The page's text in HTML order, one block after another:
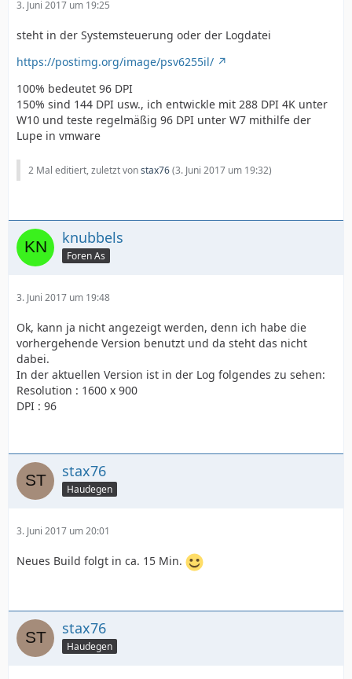
3. Juni 2017 um 19:25
steht in der Systemsteuerung oder der Logdatei
https://postimg.org/image/psv6255il/
100% bedeutet 96 DPI
150% sind 144 DPI usw., ich entwickle mit 288 DPI 4K unter
W10 und teste regelmäßig 96 DPI unter W7 mithilfe der
Lupe in vmware
2 Mal editiert, zuletzt vonstax76(3. Juni 2017 um 19:32)
knubbels
Foren As
3. Juni 2017 um 19:48
Ok, kann ja nicht angezeigt werden, denn ich habe die
vorhergehende Version benutzt und da steht das nicht
dabei.
In der aktuellen Version ist in der Log folgendes zu sehen:
Resolution : 1600 x 900
DPI : 96
stax76
Haudegen
3. Juni 2017 um 20:01
Neues Build folgt in ca. 15 Min.
stax76
Haudegen